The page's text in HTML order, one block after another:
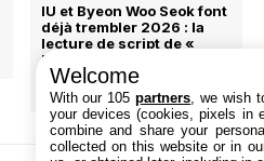
IU et Byeon Woo Seok font
déjà trembler 2026 : la
lecture de script de «
Perfect Crown » annonce
un raz-de-marée royal
sur les K-dramas
Welcome
With our 105partners , we wish
your devices (cookies, pixels in
combine and share your
collected on this website or in